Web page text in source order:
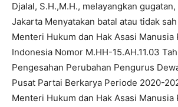
Djalal, S.H.,M.H., melayangkan
Jakarta Menyatakan batal atau tidak
Menteri Hukum dan Hak Asasi Manusia
Indonesia Nomor M.HH-15.AH.11.03
Pengesahan Perubahan Pengurus
Pusat Partai Berkarya Periode 2020-
Menteri Hukum dan Hak Asasi Manusia